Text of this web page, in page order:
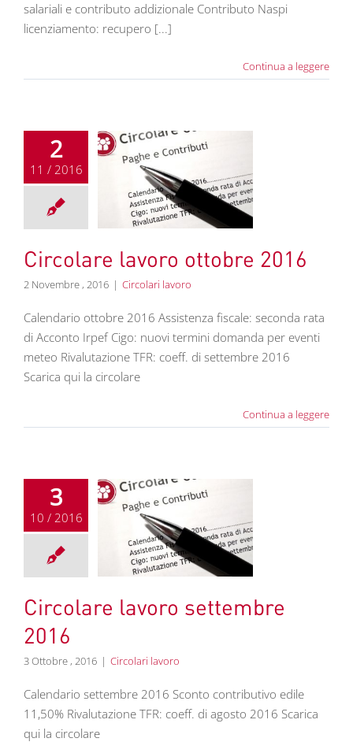
salariali e contributo addizionale Contributo Naspi
licenziamento: recupero [...]
Continua a leggere
2
11 / 2016
lavoro ottobre
lavoro
Circolare lavoro ottobre 2016
2 Novembre , 2016 | Circolari lavoro
Calendario ottobre 2016 Assistenza fiscale: seconda rata
di Acconto Irpef Cigo: nuovi termini domanda per eventi
meteo Rivalutazione TFR: coeff. di settembre 2016
Scarica qui la circolare
Continua a leggere
3
10 / 2016
lavoro
2016
lavoro
Circolare lavoro settembre
2016
3 Ottobre , 2016 | Circolari lavoro
Calendario settembre 2016 Sconto contributivo edile
11,50% Rivalutazione TFR: coeff. di agosto 2016 Scarica
qui la circolare